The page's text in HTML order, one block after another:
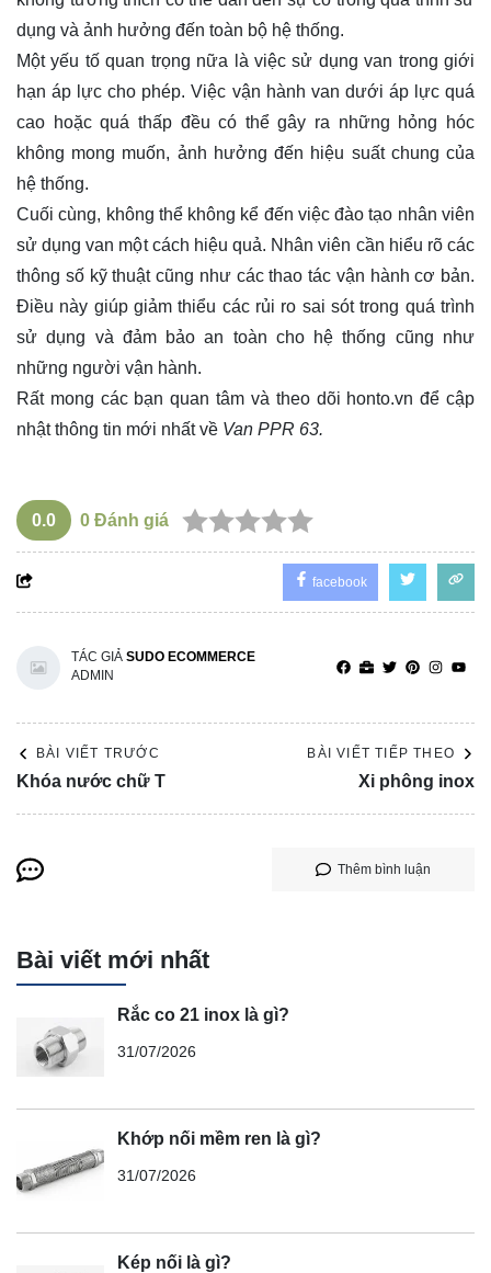
dụng và ảnh hưởng đến toàn bộ hệ thống.
Một yếu tố quan trọng nữa là việc sử dụng van trong giới
hạn áp lực cho phép. Việc vận hành van dưới áp lực quá
cao hoặc quá thấp đều có thể gây ra những hỏng hóc
không mong muốn, ảnh hưởng đến hiệu suất chung của
hệ thống.
Cuối cùng, không thể không kể đến việc đào tạo nhân viên
sử dụng van một cách hiệu quả. Nhân viên cần hiểu rõ các
thông số kỹ thuật cũng như các thao tác vận hành cơ bản.
Điều này giúp giảm thiểu các rủi ro sai sót trong quá trình
sử dụng và đảm bảo an toàn cho hệ thống cũng như
những người vận hành.
Rất mong các bạn quan tâm và theo dõi honto.vn để cập
nhật thông tin mới nhất về Van PPR 63.
0.0 0 Đánh giá
facebook
TÁC GIẢ SUDO ECOMMERCE
ADMIN
BÀI VIẾT TRƯỚC
Khóa nước chữ T
BÀI VIẾT TIẾP THEO
Xi phông inox
Thêm bình luận
Bài viết mới nhất
Rắc co 21 inox là gì?
31/07/2026
Khớp nối mềm ren là gì?
31/07/2026
Kép nối là gì?